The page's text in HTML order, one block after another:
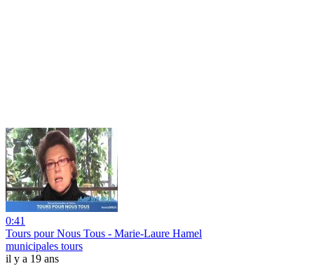
0:41
Tours pour Nous Tous - Marie-Laure Hamel
municipales tours
il y a 19 ans